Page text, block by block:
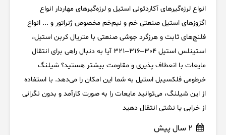
انواع لرزه‌گیرهای آکاردئونی استیل و لرزه‌گیرهای مهاردار انواع
اگزوزهای استیل صنعتی خم و نیم‌خم مخصوص ژنراتور و ... انواع
فلنج‌های ثابت و هرزگرد جوشی صنعتی با متریال کربن استیل،
استینلس استیل 304–316–321 آیا به دنبال راهی برای انتقال
مایعات با انعطاف پذیری و مقاومت بیشتر هستید؟ شیلنگ
خرطومی فلکسیبل استیل به شما این امکان را می‌دهد. با استفاده
از این شیلنگ، می‌توانید مایعات را به صورت کارآمد و بدون نگرانی
از خرابی یا نشتی انتقال دهید